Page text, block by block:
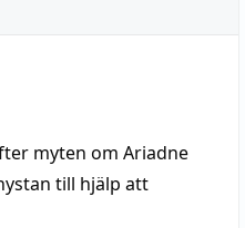
myten om Ariadne
till hjälp att